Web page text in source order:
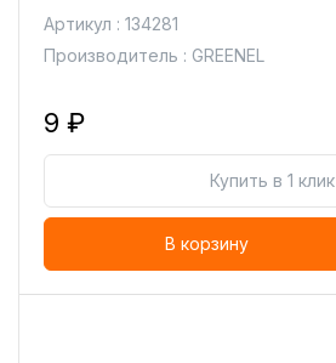
Артикул : 134281
Производитель : GREENEL
9 ₽
Купить в 1 клик
В корзину